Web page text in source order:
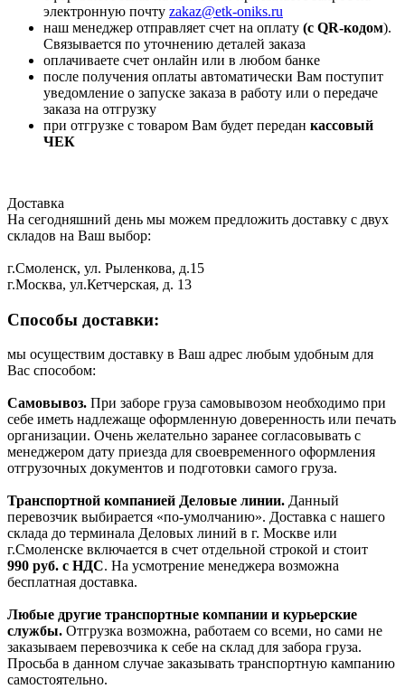
электронную почту zakaz@etk-oniks.ru
наш менеджер отправляет счет на оплату (с QR-кодом).
Связывается по уточнению деталей заказа
оплачиваете счет онлайн или в любом банке
после получения оплаты автоматически Вам поступит
уведомление о запуске заказа в работу или о передаче
заказа на отгрузку
при отгрузке с товаром Вам будет передан кассовый
ЧЕК
Доставка
На сегодняшний день мы можем предложить доставку с двух
складов на Ваш выбор:
г.Смоленск, ул. Рыленкова, д.15
г.Москва, ул.Кетчерская, д. 13
Способы доставки:
мы осуществим доставку в Ваш адрес любым удобным для
Вас способом:
Самовывоз. При заборе груза самовывозом необходимо при
себе иметь надлежаще оформленную доверенность или печать
организации. Очень желательно заранее согласовывать с
менеджером дату приезда для своевременного оформления
отгрузочных документов и подготовки самого груза.
Транспортной компанией Деловые линии. Данный
перевозчик выбирается «по-умолчанию». Доставка с нашего
склада до терминала Деловых линий в г. Москве или
г.Смоленске включается в счет отдельной строкой и стоит
990 руб. с НДС. На усмотрение менеджера возможна
бесплатная доставка.
Любые другие транспортные компании и курьерские
службы. Отгрузка возможна, работаем со всеми, но сами не
заказываем перевозчика к себе на склад для забора груза.
Просьба в данном случае заказывать транспортную кампанию
самостоятельно.